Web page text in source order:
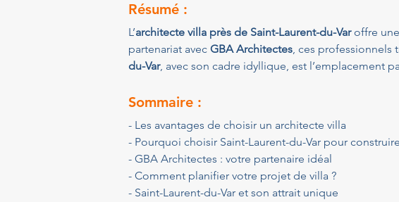
Résumé :
L’architecte villa près de Saint-Laurent-du-Var offre
partenariat avec GBA Architectes, ces professionnels
du-Var, avec son cadre idyllique, est l’emplacement
Sommaire :
- Les avantages de choisir un architecte villa
- Pourquoi choisir Saint-Laurent-du-Var pour
- GBA Architectes : votre partenaire idéal
- Comment planifier votre projet de villa ?
- Saint-Laurent-du-Var et son attrait unique